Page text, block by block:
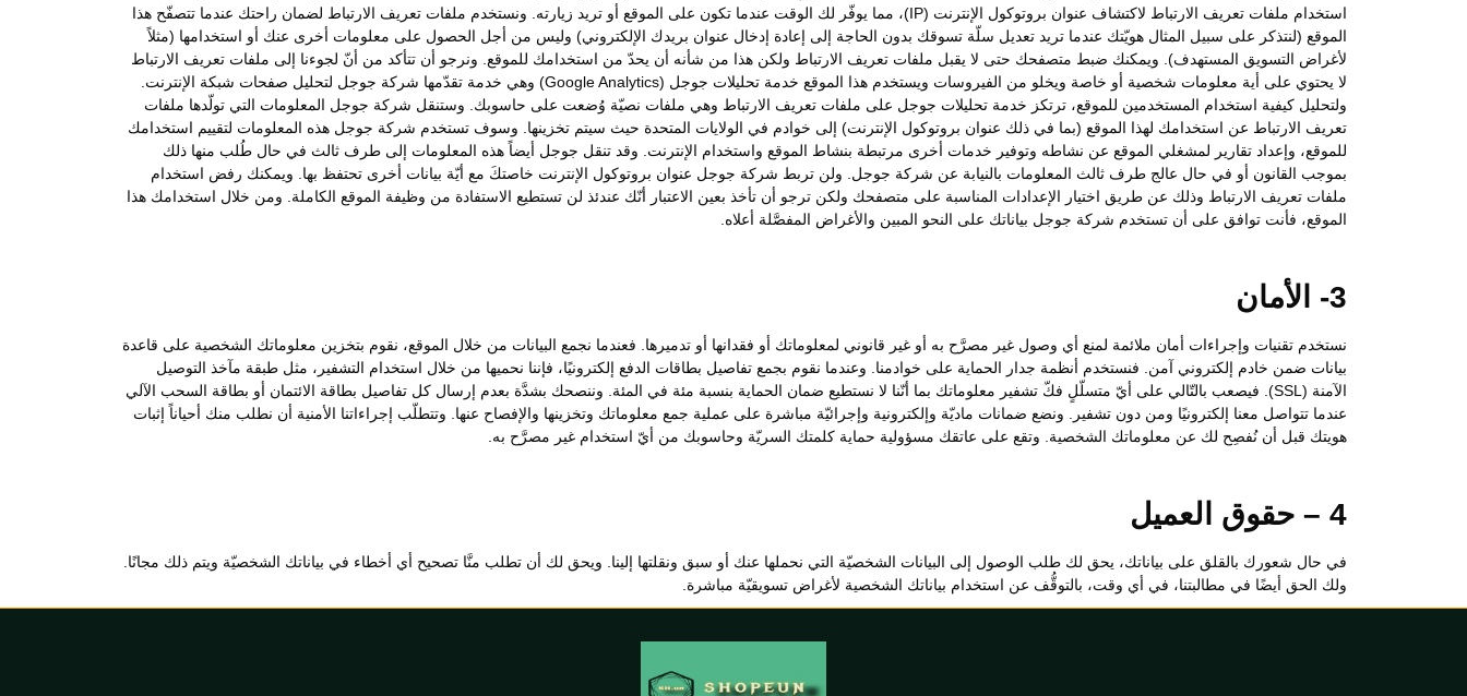
استخدام ملفات تعريف الارتباط لاكتشاف عنوان بروتوكول الإنترنت (IP)، مما يوفّر لك الوقت عندما تكون على الموقع أو تريد زيارته. ونستخدم ملفات تعريف الارتباط لضمان راحتك عندما تتصفّح هذا
الموقع (لنتذكر على سبيل المثال هويّتك عندما تريد تعديل سلّة تسوقك بدون الحاجة إلى إعادة إدخال عنوان بريدك الإلكتروني) وليس من أجل الحصول على معلومات أخرى عنك أو استخدامها (مثلاً
لأغراض التسويق المستهدف). ويمكنك ضبط متصفحك حتى لا يقبل ملفات تعريف الارتباط ولكن هذا من شأنه أن يحدّ من استخدامك للموقع. ونرجو أن تتأكد من أنّ لجوءنا إلى ملفات تعريف الارتباط
لا يحتوي على أية معلومات شخصية أو خاصة ويخلو من الفيروسات ويستخدم هذا الموقع خدمة تحليلات جوجل (Google Analytics) وهي خدمة تقدّمها شركة جوجل لتحليل صفحات شبكة الإنترنت.
ولتحليل كيفية استخدام المستخدمين للموقع، ترتكز خدمة تحليلات جوجل على ملفات تعريف الارتباط وهي ملفات نصيّة وُضعت على حاسوبك. وستنقل شركة جوجل المعلومات التي تولّدها ملفات
تعريف الارتباط عن استخدامك لهذا الموقع (بما في ذلك عنوان بروتوكول الإنترنت) إلى خوادم في الولايات المتحدة حيث سيتم تخزينها. وسوف تستخدم شركة جوجل هذه المعلومات لتقييم استخدامك
للموقع، وإعداد تقارير لمشغلي الموقع عن نشاطه وتوفير خدمات أخرى مرتبطة بنشاط الموقع واستخدام الإنترنت. وقد تنقل جوجل أيضاً هذه المعلومات إلى طرف ثالث في حال طُلب منها ذلك
بموجب القانون أو في حال عالج طرف ثالث المعلومات بالنيابة عن شركة جوجل. ولن تربط شركة جوجل عنوان بروتوكول الإنترنت خاصتكَ مع أيّة بيانات أخرى تحتفظ بها. ويمكنك رفض استخدام
ملفات تعريف الارتباط وذلك عن طريق اختيار الإعدادات المناسبة على متصفحك ولكن ترجو أن تأخذ بعين الاعتبار أنّك عندئذ لن تستطيع الاستفادة من وظيفة الموقع الكاملة. ومن خلال استخدامك هذا
الموقع، فأنت توافق على أن تستخدم شركة جوجل بياناتك على النحو المبين والأغراض المفصَّلة أعلاه.
3- الأمان
نستخدم تقنيات وإجراءات أمان ملائمة لمنع أي وصول غير مصرَّح به أو غير قانوني لمعلوماتك أو فقدانها أو تدميرها. فعندما نجمع البيانات من خلال الموقع، نقوم بتخزين معلوماتك الشخصية على قاعدة
بيانات ضمن خادم إلكتروني آمن. فنستخدم أنظمة جدار الحماية على خوادمنا. وعندما نقوم بجمع تفاصيل بطاقات الدفع إلكترونيًا، فإننا نحميها من خلال استخدام التشفير، مثل طبقة مآخذ التوصيل
الآمنة (SSL). فيصعب بالتّالي على أيّ متسلّلٍ فكّ تشفير معلوماتك بما أنّنا لا نستطيع ضمان الحماية بنسبة مئة في المئة. وننصحك بشدَّة بعدم إرسال كل تفاصيل بطاقة الائتمان أو بطاقة السحب الآلي
عندما تتواصل معنا إلكترونيًا ومن دون تشفير. ونضع ضمانات ماديّة وإلكترونية وإجرائيّة مباشرة على عملية جمع معلوماتك وتخزينها والإفصاح عنها. وتتطلّب إجراءاتنا الأمنية أن نطلب منك أحياناً إثبات
هويتك قبل أن نُفصِح لك عن معلوماتك الشخصية. وتقع على عاتقك مسؤولية حماية كلمتك السريّة وحاسوبك من أيّ استخدام غير مصرَّح به.
4 – حقوق العميل
في حال شعورك بالقلق على بياناتك، يحق لك طلب الوصول إلى البيانات الشخصيّة التي نحملها عنك أو سبق ونقلتها إلينا. ويحق لك أن تطلب منَّا تصحيح أي أخطاء في بياناتك الشخصيّة ويتم ذلك مجانًا.
ولك الحق أيضًا في مطالبتنا، في أي وقت، بالتوقُّف عن استخدام بياناتك الشخصية لأغراض تسويقيّة مباشرة.